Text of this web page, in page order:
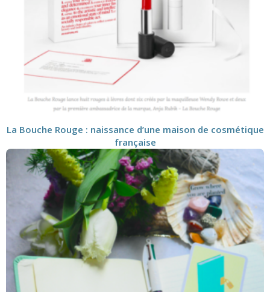
La Bouche Rouge : naissance d’une maison de cosmétique
française